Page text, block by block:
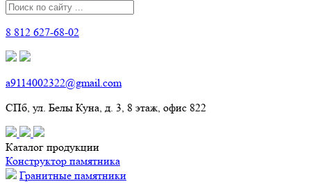
8 812 627-68-02
a9114002322@gmail.com
СПб, ул. Белы Куна, д. 3, 8 этаж, офис 822
Каталог продукции
Конструктор памятника
Гранитные памятники